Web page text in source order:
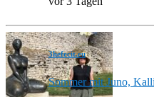
3hefecit.eu
Sommer mit Juno,